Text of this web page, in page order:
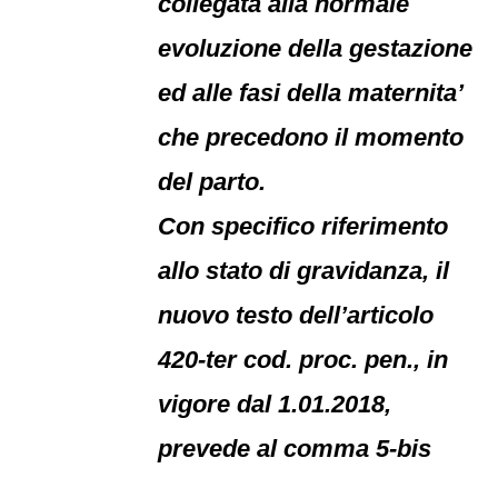
evoluzione della gestazione
ed alle fasi della maternita’
che precedono il momento
del parto.
Con specifico riferimento
allo stato di gravidanza, il
nuovo testo dell’articolo
420-ter cod. proc. pen., in
vigore dal 1.01.2018,
prevede al comma 5-bis